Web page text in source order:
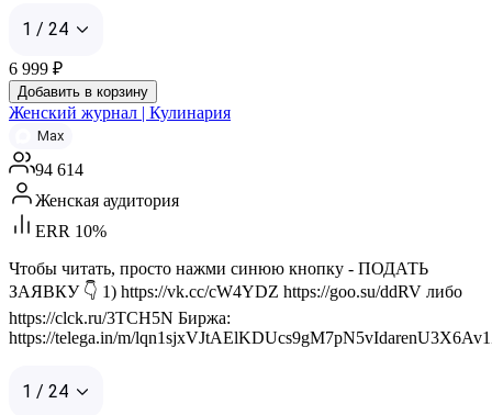
1 / 24
6 999 ₽
Добавить в корзину
Женский журнал | Кулинария
Max
94 614
Женская аудитория
ERR 10%
Чтобы читать, просто нажми синюю кнопку - ПОДАТЬ
ЗАЯВКУ 👇 1) https://vk.cc/cW4YDZ https://goo.su/ddRV либо
https://clck.ru/3TCH5N Биржа:
https://telega.in/m/
1 / 24